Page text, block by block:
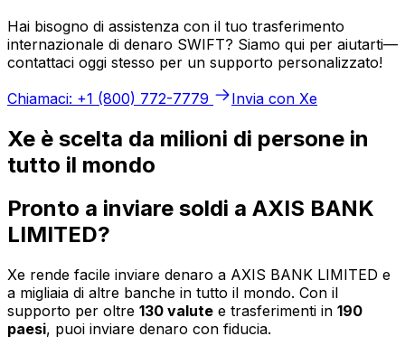
Hai bisogno di assistenza con il tuo trasferimento
internazionale di denaro SWIFT? Siamo qui per aiutarti—
contattaci oggi stesso per un supporto personalizzato!
Chiamaci: +1 (800) 772-7779
Invia con Xe
Xe è scelta da milioni di persone in
tutto il mondo
Pronto a inviare soldi a AXIS BANK
LIMITED?
Xe rende facile inviare denaro a AXIS BANK LIMITED e
a migliaia di altre banche in tutto il mondo. Con il
supporto per oltre 130 valute e trasferimenti in 190
paesi, puoi inviare denaro con fiducia.